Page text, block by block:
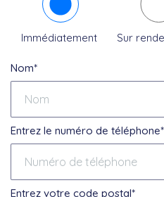
Immédiatement Sur
Nom*
Entrez le numéro de téléphone*
Entrez votre code postal*